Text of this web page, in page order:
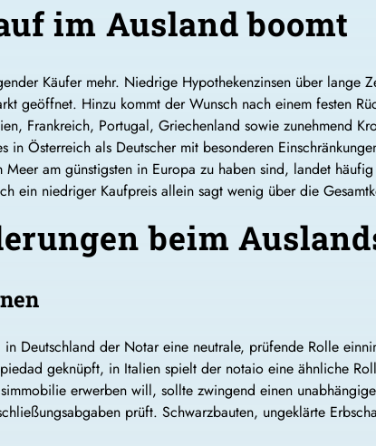
im Ausland boomt
Käufer mehr. Niedrige Hypothekenzinsen über lange
geöffnet. Hinzu kommt der Wunsch nach einem festen
Frankreich, Portugal, Griechenland sowie zunehmend
Österreich als Deutscher mit besonderen
am günstigsten in Europa zu haben sind, landet
ein niedriger Kaufpreis allein sagt wenig über die
beim
Deutschland der Notar eine neutrale, prüfende Rolle
geknüpft, in Italien spielt der notaio eine ähnliche
erwerben will, sollte zwingend einen
prüft. Schwarzbauten, ungeklärte